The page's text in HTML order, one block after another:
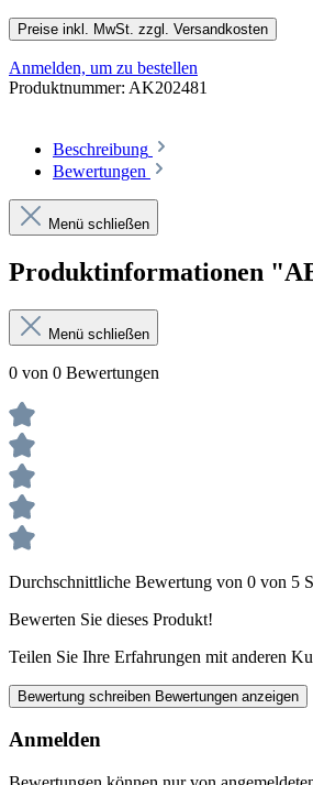
Preise inkl. MwSt. zzgl. Versandkosten
Anmelden, um zu bestellen
Produktnummer: AK202481
Beschreibung
Bewertungen
Menü schließen
Produktinformationen
Menü schließen
0 von 0 Bewertungen
Durchschnittliche Bewertung von 0 von 5
Bewerten Sie dieses Produkt!
Teilen Sie Ihre Erfahrungen mit anderen
Bewertung schreiben Bewertungen anzeigen
Anmelden